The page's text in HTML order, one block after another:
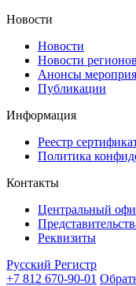
Новости
Новости
Новости регионов
Анонсы
Публикации
Информация
Реестр
Политика
Контакты
Центральный
Реквизиты
Русский Регистр
+7 812 670-90-01